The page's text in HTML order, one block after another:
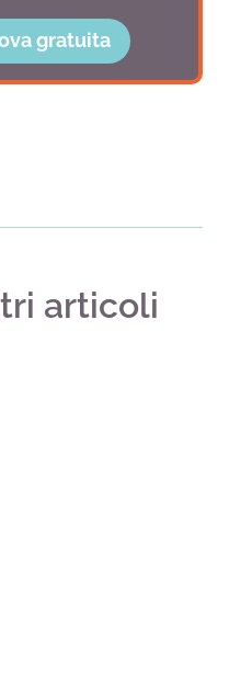
gratuita
articoli